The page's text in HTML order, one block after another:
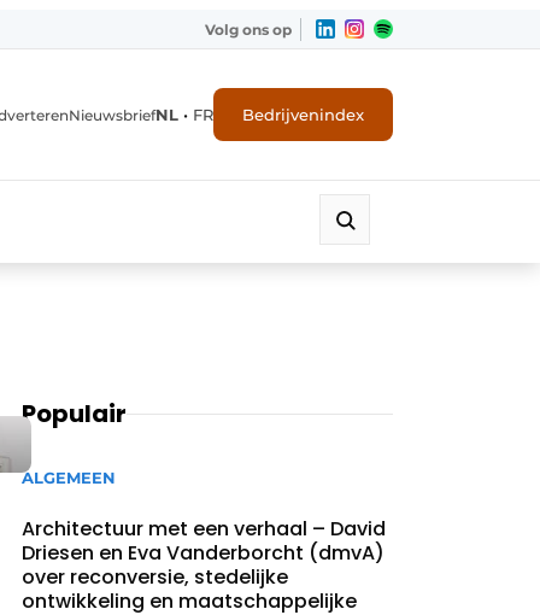
Volg ons op
NieuwsbriefNL • FR Bedrijvenindex
Populair
ALGEMEEN
Architectuur met een verhaal – David
Driesen en Eva Vanderborcht (dmvA)
over reconversie, stedelijke
ontwikkeling en maatschappelijke